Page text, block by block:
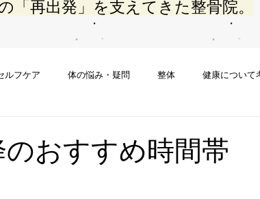
「再出発」を支えてきた整骨院。
ルフケア 体の悩み・疑問 整体 健康について
おすすめ時間帯